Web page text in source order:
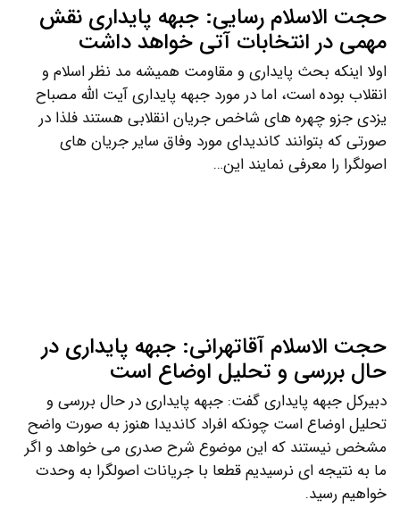
حجت الاسلام رسایی: جبهه پایداری نقش
مهمی در انتخابات آتی خواهد داشت
اولا اینکه بحث پایداری و مقاومت همیشه مد نظر اسلام و
انقلاب بوده است، اما در مورد جبهه پایداری آیت الله مصباح
یزدی جزو چهره های شاخص جریان انقلابی هستند فلذا در
صورتی که بتوانند کاندیدای مورد وفاق سایر جریان های
اصولگرا را معرفی نمایند این…
حجت الاسلام آقاتهرانی: جبهه پایداری در
حال بررسی و تحلیل اوضاع است
دبیرکل جبهه پایداری گفت: جبهه پایداری در حال بررسی و
تحلیل اوضاع است چونکه افراد کاندیدا هنوز به صورت واضح
مشخص نیستند که این موضوع شرح صدری می خواهد و اگر
ما به نتیجه ای نرسیدیم قطعا با جریانات اصولگرا به وحدت
خواهیم رسید.